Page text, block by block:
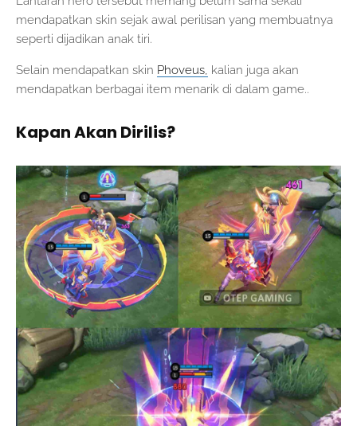
mendapatkan skin sejak awal perilisan yang membuatnya
seperti dijadikan anak tiri.
Selain mendapatkan skin Phoveus, kalian juga akan
mendapatkan berbagai item menarik di dalam game..
Kapan Akan Dirilis?